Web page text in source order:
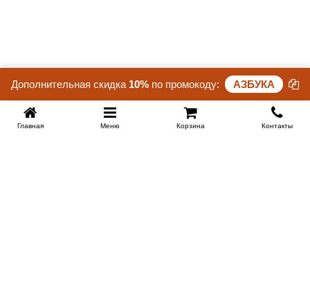
Главная Меню Корзина Контакты
Дополнительная скидка 10% по промокоду: АЗБУКА